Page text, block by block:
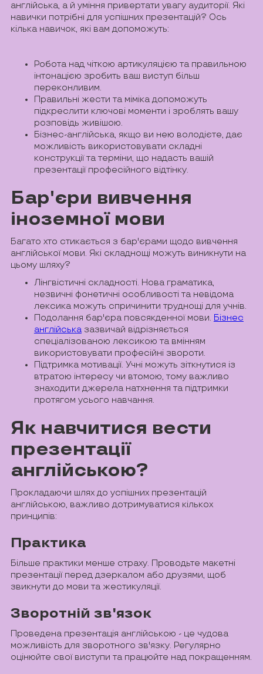
англійська, а й уміння привертати увагу аудиторії. Які
навички потрібні для успішних презентацій? Ось
кілька навичок, які вам допоможуть:
Робота над чіткою артикуляцією та правильною
інтонацією зробить ваш виступ більш
переконливим.
Правильні жести та міміка допоможуть
підкреслити ключові моменти і зроблять вашу
розповідь живішою.
Бізнес-англійська, якщо ви нею володієте, дає
можливість використовувати складні
конструкції та терміни, що надасть вашій
презентації професійного відтінку.
Бар'єри вивчення
іноземної мови
Багато хто стикається з бар'єрами щодо вивчення
англійської мови. Які складнощі можуть виникнути на
цьому шляху?
Лінгвістичні складності. Нова граматика,
незвичні фонетичні особливості та невідома
лексика можуть спричинити труднощі для учнів.
Подолання бар'єра повсякденної мови. Бізнес
англійськазазвичай відрізняється
спеціалізованою лексикою та вмінням
використовувати професійні звороти.
Підтримка мотивації. Учні можуть зіткнутися із
втратою інтересу чи втомою, тому важливо
знаходити джерела натхнення та підтримки
протягом усього навчання.
Як навчитися вести
презентації
англійською?
Прокладаючи шлях до успішних презентацій
англійською, важливо дотримуватися кількох
принципів:
Практика
Більше практики менше страху. Проводьте макетні
презентації перед дзеркалом або друзями, щоб
звикнути до мови та жестикуляції.
Зворотній зв'язок
Проведена презентація англійською - це чудова
можливість для зворотного зв'язку. Регулярно
оцінюйте свої виступи та працюйте над покращенням.